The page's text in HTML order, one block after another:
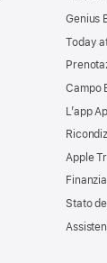
Genius
Today
Campo
L’app
Apple
Stato